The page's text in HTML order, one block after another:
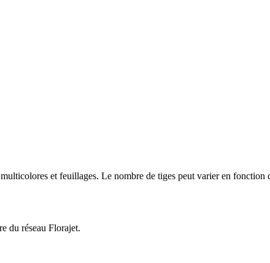
et feuillages. Le nombre de tiges peut varier en
du réseau Florajet.